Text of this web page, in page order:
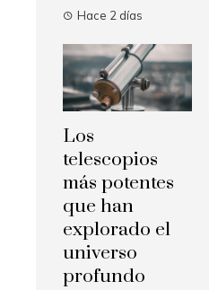
Hace 2 días
Los
telescopios
más potentes
que han
explorado el
universo
profundo